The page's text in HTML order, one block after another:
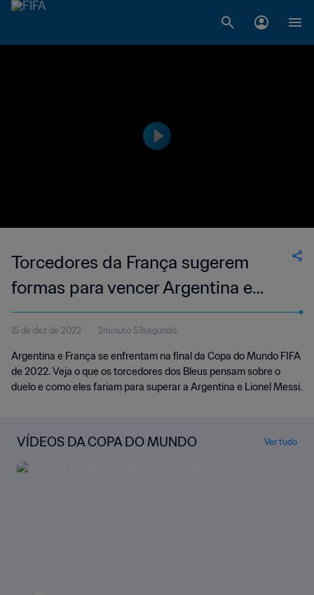
Torcedores da França sugerem
formas para vencer Argentina e
Messi
15 de dez de 2022 2minuto 53segundo
Argentina e França se enfrentam na final da Copa do Mundo FIFA
de 2022. Veja o que os torcedores dos Bleus pensam sobre o
duelo e como eles fariam para superar a Argentina e Lionel Messi.
VÍDEOS DA COPA DO MUNDO Ver tudo